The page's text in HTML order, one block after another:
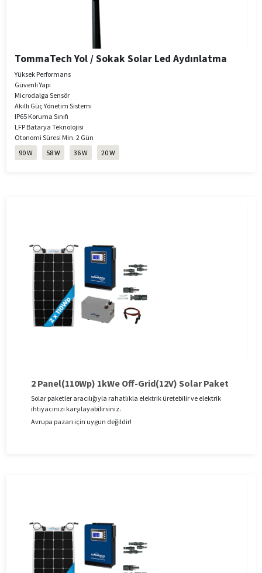
TommaTech Yol / Sokak Solar Led Aydınlatma
Yüksek Performans
Güvenli Yapı
Microdalga Sensör
Akıllı Güç Yönetim Sistemi
IP65 Koruma Sınıfı
LFP Batarya Teknolojisi
Otonomi Süresi Min. 2 Gün
90 W
58 W 36 W 20 W
2 Panel(110Wp) 1kWe Off-Grid(12V) Solar Paket
Solar paketler aracılığıyla rahatlıkla elektrik üretebilir ve elektrik
ihtiyacınızı karşılayabilirsiniz.
Avrupa pazarı için uygun değildir!